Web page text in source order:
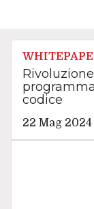
codice
22 Mag 2024